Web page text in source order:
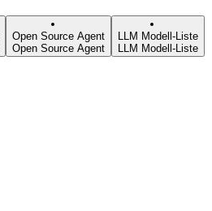
Open Source Agent
Open Source Agent
LLM Modell-Liste
LLM Modell-Liste